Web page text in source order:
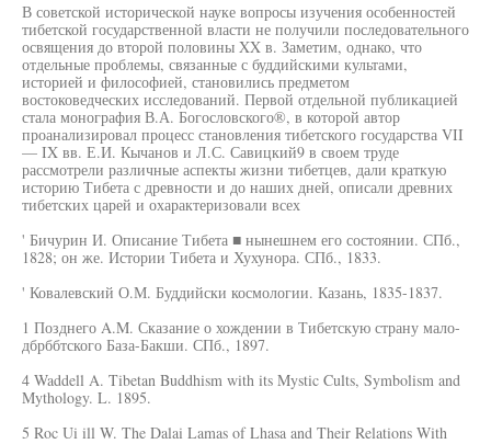
В советской исторической науке вопросы изучения особенностей
тибетской государственной власти не получили последовательного
освящения до второй половины XX в. Заметим, однако, что
отдельные проблемы, связанные с буддийскими культами,
историей и философией, становились предметом
востоковедческих исследований. Первой отдельной публикацией
стала монография В.А. Богословского®, в которой автор
проанализировал процесс становления тибетского государства VII
— IX вв. Е.И. Кычанов и Л.С. Савицкий9 в своем труде
рассмотрели различные аспекты жизни тибетцев, дали краткую
историю Тибета с древности и до наших дней, описали древних
тибетских царей и охарактеризовали всех
' Бичурин И. Описание Тибета ■ нынешнем его состоянии. СПб.,
1828; он же. Истории Тибета и Хухунора. СПб., 1833.
' Ковалевский О.М. Буддийски космологии. Казань, 1835-1837.
1 Позднего A.M. Сказание о хождении в Тибетскую страну мало-
дбрббтского База-Бакши. СПб., 1897.
4 Waddell A. Tibetan Buddhism with its Mystic Cults, Symbolism and
Mythology. L. 1895.
5 Roc Ui ill W. The Dalai Lamas of Lhasa and Their Relations With